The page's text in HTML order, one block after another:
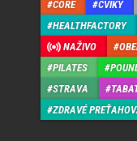
CORE
CVIKY
HEALTHFACTORY
NAŽIVO
PILATES
STRAVA
ZDRAVÉ